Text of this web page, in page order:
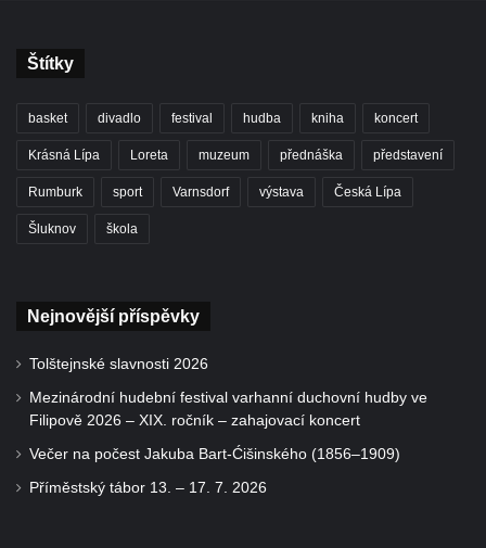
Štítky
basket divadlo festival hudba kniha koncert
Krásná Lípa Loreta muzeum přednáška představení
Rumburk sport Varnsdorf výstava Česká Lípa
Šluknov škola
Nejnovější příspěvky
Tolštejnské slavnosti 2026
Mezinárodní hudební festival varhanní duchovní hudby ve
Filipově 2026 – XIX. ročník – zahajovací koncert
Večer na počest Jakuba Bart-Ćišinského (1856–1909)
Příměstský tábor 13. – 17. 7. 2026